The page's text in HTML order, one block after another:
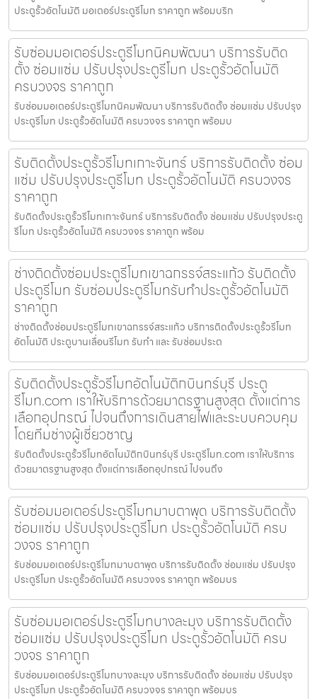
ประตูรั้วอัตโนมัติ มอเตอร์ประตูรีโมท ราคาถูก พร้อมบริก
รับซ่อมมอเตอร์ประตูรีโมทนิคมพัฒนา บริการรับติด
ตั้ง ซ่อมแซ่ม ปรับปรุงประตูรีโมท ประตูรั้วอัตโนมัติ
ครบวงจร ราคาถูก
รับซ่อมมอเตอร์ประตูรีโมทนิคมพัฒนา บริการรับติดตั้ง ซ่อมแซ่ม ปรับปรุง
ประตูรีโมท ประตูรั้วอัตโนมัติ ครบวงจร ราคาถูก พร้อมบ
รับติดตั้งประตูรั้วรีโมทเกาะจันทร์ บริการรับติดตั้ง ซ่อม
แซ่ม ปรับปรุงประตูรีโมท ประตูรั้วอัตโนมัติ ครบวงจร
ราคาถูก
รับติดตั้งประตูรั้วรีโมทเกาะจันทร์ บริการรับติดตั้ง ซ่อมแซ่ม ปรับปรุงประตู
รีโมท ประตูรั้วอัตโนมัติ ครบวงจร ราคาถูก พร้อม
ช่างติดตั้งซ่อมประตูรีโมทเขาฉกรรจ์สระแก้ว รับติดตั้ง
ประตูรีโมท รับซ่อมประตูรีโมทรับทำประตูรั้วอัตโนมัติ
ราคาถูก
ช่างติดตั้งซ่อมประตูรีโมทเขาฉกรรจ์สระแก้ว บริการติดตั้งประตูรั้วรีโมท
อัตโนมัติ ประตูบานเลื่อนรีโมท รับทำ และ รับซ่อมประต
รับติดตั้งประตูรั้วรีโมทอัตโนมัติกบินทร์บุรี ประตู
รีโมท.com เราให้บริการด้วยมาตรฐานสูงสุด ตั้งแต่การ
เลือกอุปกรณ์ ไปจนถึงการเดินสายไฟและระบบควบคุม
โดยทีมช่างผู้เชี่ยวชาญ
รับติดตั้งประตูรั้วรีโมทอัตโนมัติกบินทร์บุรี ประตูรีโมท.com เราให้บริการ
ด้วยมาตรฐานสูงสุด ตั้งแต่การเลือกอุปกรณ์ ไปจนถึง
รับซ่อมมอเตอร์ประตูรีโมทมาบตาพุด บริการรับติดตั้ง
ซ่อมแซ่ม ปรับปรุงประตูรีโมท ประตูรั้วอัตโนมัติ ครบ
วงจร ราคาถูก
รับซ่อมมอเตอร์ประตูรีโมทมาบตาพุด บริการรับติดตั้ง ซ่อมแซ่ม ปรับปรุง
ประตูรีโมท ประตูรั้วอัตโนมัติ ครบวงจร ราคาถูก พร้อมบร
รับซ่อมมอเตอร์ประตูรีโมทบางละมุง บริการรับติดตั้ง
ซ่อมแซ่ม ปรับปรุงประตูรีโมท ประตูรั้วอัตโนมัติ ครบ
วงจร ราคาถูก
รับซ่อมมอเตอร์ประตูรีโมทบางละมุง บริการรับติดตั้ง ซ่อมแซ่ม ปรับปรุง
ประตูรีโมท ประตูรั้วอัตโนมัติ ครบวงจร ราคาถูก พร้อมบร